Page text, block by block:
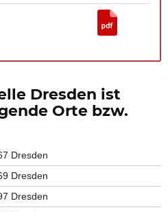
Dresden ist
Orte bzw.
Dresden
Dresden
Dresden